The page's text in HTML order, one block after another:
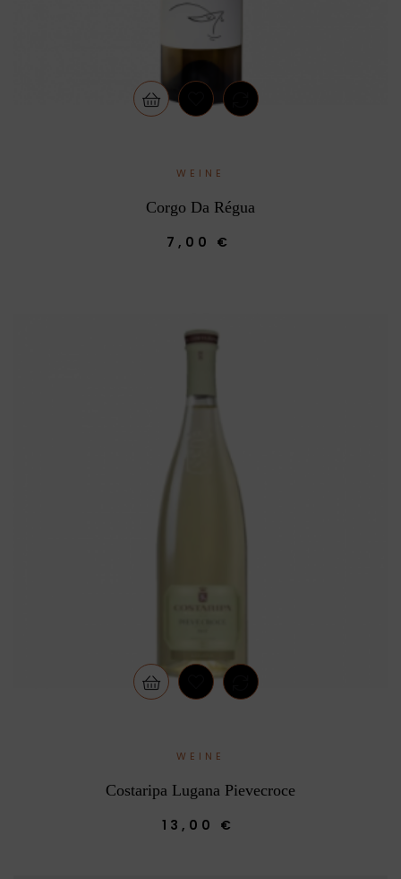
WEINE
Corgo Da Régua
7,00 €
WEINE
Costaripa Lugana Pievecroce
13,00 €